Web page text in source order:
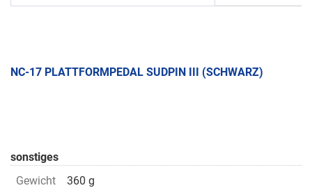
NC-17 PLATTFORMPEDAL SUDPIN III (SCHWARZ)
sonstiges
Gewicht
360 g